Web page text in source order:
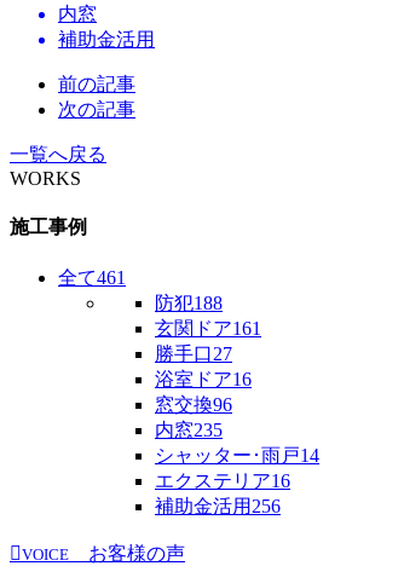
内窓
補助金活用
前の記事
次の記事
一覧へ戻る
WORKS
施工事例
全て461
防犯188
玄関ドア161
勝手口27
浴室ドア16
窓交換96
内窓235
シャッター･雨戸14
エクステリア16
補助金活用 256
VOICE
お客様の声